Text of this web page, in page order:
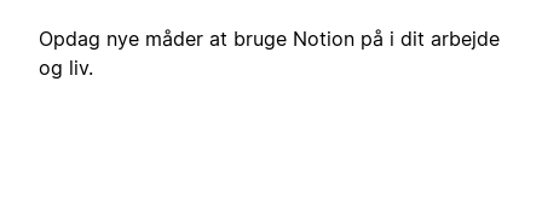
Opdag nye måder at bruge Notion på i dit arbejde
og liv.